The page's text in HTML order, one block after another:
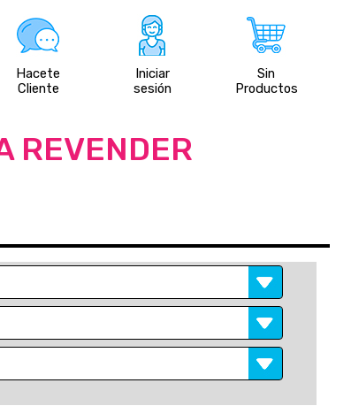
Hacete
Cliente
Iniciar
sesión
Sin
Productos
REVENDER